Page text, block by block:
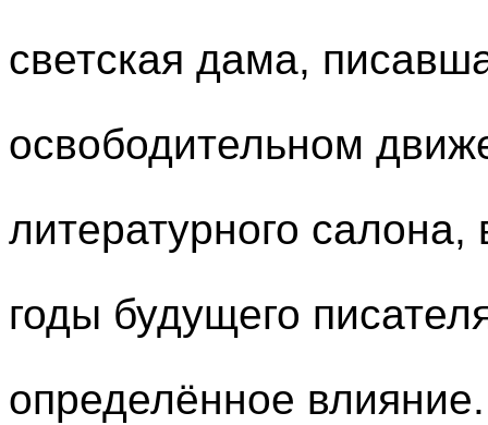
светская дама,
освободительном
литературного
годы будущего
определённое